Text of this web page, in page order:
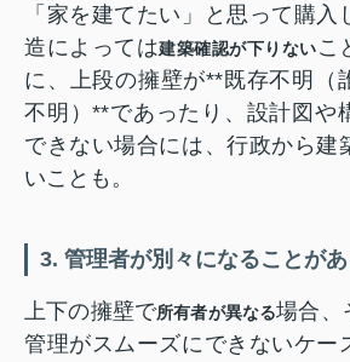
「家を建てたい」と思って購
造によっては建築確認が下りないこ
に、上段の擁壁が**既存不明（
不明）**であったり、設計図や
できない場合には、行政から建
いことも。
3. 管理者が別々になることが
上下の擁壁で所有者が異なる場合、
管理がスムーズにできないケー